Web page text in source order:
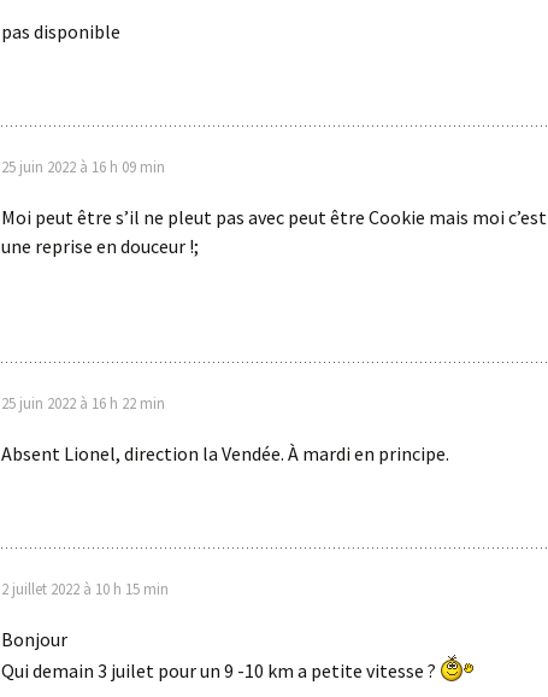
pas disponible
25 juin 2022 à 16 h 09 min
Moi peut être s’il ne pleut pas avec peut être Cookie mais moi c’est
une reprise en douceur !;
25 juin 2022 à 16 h 22 min
Absent Lionel, direction la Vendée. À mardi en principe.
2 juillet 2022 à 10 h 15 min
Bonjour
Qui demain 3 juilet pour un 9 -10 km a petite vitesse ?